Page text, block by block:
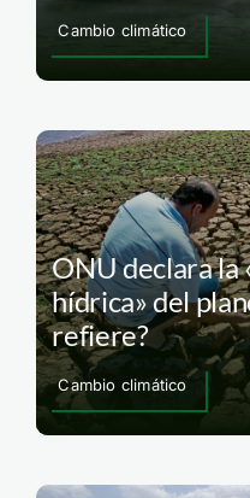
Cambio climático
ONU declara la
hídrica» del
refiere?
Cambio climático